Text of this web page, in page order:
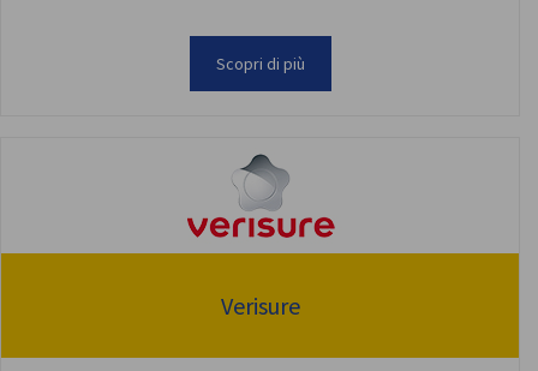
Scopri di più
Verisure